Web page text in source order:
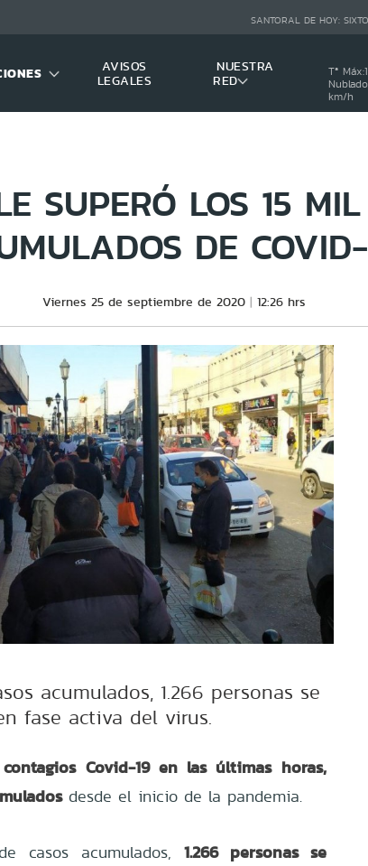
SANTORAL DE HOY:
AVISOS
LEGALES
NUESTRA
RED
Tª Máx:
km/h
SUPERÓ LOS 15
DE
Viernes 25 de septiembre de 2020 12:26 hrs
acumulados, 1.266 personas se
fase activa del virus.
Covid-19 en las últimas horas,
desde el inicio de la pandemia.
casos acumulados, 1.266 personas se